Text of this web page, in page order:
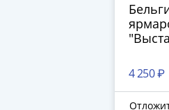
4 250 ₽